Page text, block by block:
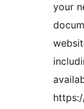
your